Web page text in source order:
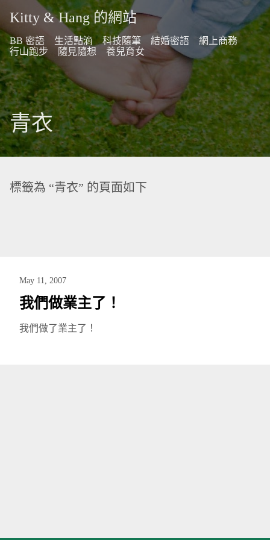
Kitty & Hang 的網站
BB 密語 生活點滴 科技隨筆 結婚密語
網上商務
行山跑步
隨見隨想 養兒育女
青衣
標籤為 “青衣” 的頁面如下
May 11, 2007
我們做業主了！
我們做了業主了！